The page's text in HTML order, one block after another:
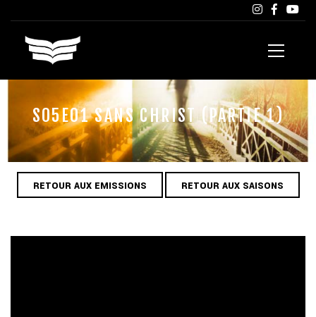
S05E01 SANS CHRIST (PARTIE 1)
RETOUR AUX EMISSIONS RETOUR AUX SAISONS